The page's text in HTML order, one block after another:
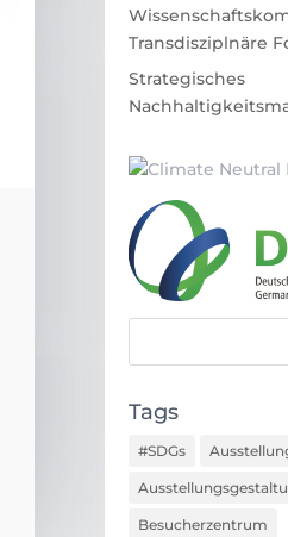
Transdisziplnäre
Strategisches
Tags
#SDGs
Besucherzentrum